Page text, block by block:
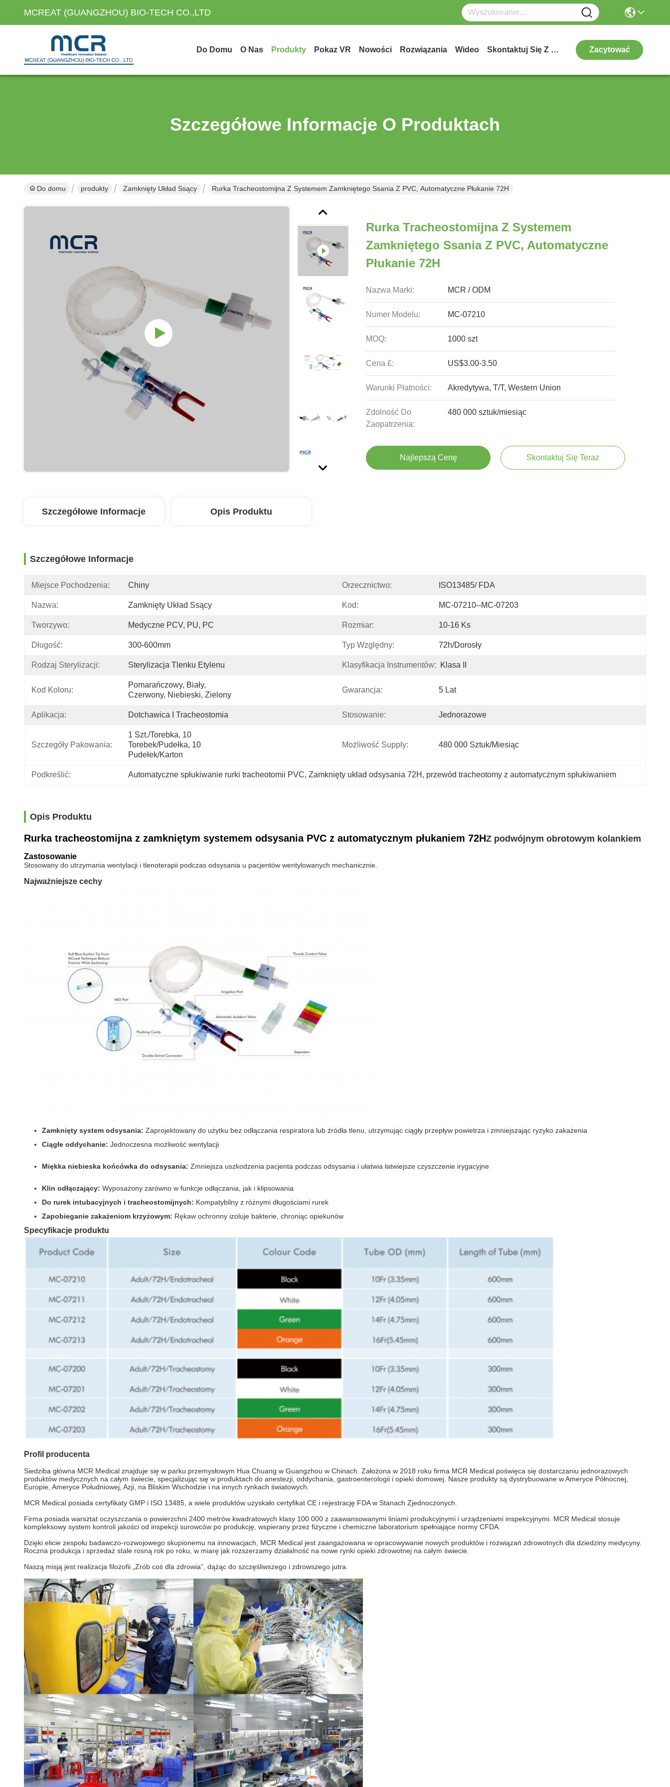
MCREAT (GUANGZHOU) BIO-TECH CO.,LTD
Do Domu O Nas Produkty Pokaz VR Nowości Rozwiązania Wideo Skontaktuj Się Z Nami Zacytować
Szczegółowe Informacje O Produktach
Do domu produkty Zamknięty Układ Ssący Rurka Tracheostomijna Z Systemem Zamkniętego Ssania Z PVC, Automatyczne Płukanie 72H
Rurka Tracheostomijna Z Systemem
Zamkniętego Ssania Z PVC, Automatyczne
Płukanie 72H
Nazwa Marki: MCR / ODM
Numer Modelu: MC-07210
MOQ: 1000 szt
Cena £: US$3.00-3.50
Warunki Płatności: Akredytywa, T/T, Western Union
Zdolność Do
Zaopatrzenia:
480 000 sztuk/miesiąc
Najlepszą Cenę Skontaktuj Się Teraz
Szczegółowe Informacje Opis Produktu
Szczegółowe Informacje
Miejsce Pochodzenia: Chiny Orzecznictwo: ISO13485/ FDA
Nazwa: Zamknięty Układ Ssący Kod: MC-07210--MC-07203
Tworzywo: Medyczne PCV, PU, ​​PC Rozmiar: 10-16 Ks
Długość: 300-600mm Typ Względny: 72h/dorosły
Rodzaj Sterylizacji: Sterylizacja Tlenku Etylenu Klasyfikacja Instrumentów: Klasa II
Kod Koloru:
Pomarańczowy, Biały,
Czerwony, Niebieski, Zielony
Gwarancja: 5 Lat
Aplikacja: Dotchawica I Tracheostomia Stosowanie: Jednorazowe
Szczegóły Pakowania:
1 Szt./Torebka, 10
Torebek/pudełka, 10
Pudełek/karton
Możliwość Supply: 480 000 Sztuk/miesiąc
Podkreślić: Automatyczne spłukiwanie rurki tracheotomii PVC, Zamknięty układ odsysania 72H , przewód tracheotomy z automatycznym spłukiwaniem
Opis Produktu
Rurka tracheostomijna z zamkniętym systemem odsysania PVC z automatycznym płukaniem 72HZ podwójnym obrotowym kolankiem
Zastosowanie
Stosowany do utrzymania wentylacji i tlenoterapii podczas odsysania u pacjentów wentylowanych mechanicznie.
Najważniejsze cechy
Zamknięty system odsysania: Zaprojektowany do użytku bez odłączania respiratora lub źródła tlenu, utrzymując ciągły przepływ powietrza i zmniejszając ryzyko zakażenia
Ciągłe oddychanie: Jednoczesna możliwość wentylacji
Miękka niebieska końcówka do odsysania: Zmniejsza uszkodzenia pacjenta podczas odsysania i ułatwia łatwiejsze czyszczenie irygacyjne
Klin odłączający: Wyposażony zarówno w funkcje odłączania, jak i klipsowania
Do rurek intubacyjnych i tracheostomijnych: Kompatybilny z różnymi długościami rurek
Zapobieganie zakażeniom krzyżowym: Rękaw ochronny izoluje bakterie, chroniąc opiekunów
Specyfikacje produktu
Profil producenta
Siedziba główna MCR Medical znajduje się w parku przemysłowym Hua Chuang w Guangzhou w Chinach. Założona w 2018 roku firma MCR Medical poświęca się dostarczaniu jednorazowych
produktów medycznych na całym świecie, specjalizując się w produktach do anestezji, oddychania, gastroenterologii i opieki domowej. Nasze produkty są dystrybuowane w Ameryce Północnej,
Europie, Ameryce Południowej, Azji, na Bliskim Wschodzie i na innych rynkach światowych.
MCR Medical posiada certyfikaty GMP i ISO 13485, a wiele produktów uzyskało certyfikat CE i rejestrację FDA w Stanach Zjednoczonych.
Firma posiada warsztat oczyszczania o powierzchni 2400 metrów kwadratowych klasy 100 000 z zaawansowanymi liniami produkcyjnymi i urządzeniami inspekcyjnymi. MCR Medical stosuje
kompleksowy system kontroli jakości od inspekcji surowców po produkcję, wspierany przez fizyczne i chemiczne laboratorium spełniające normy CFDA.
Dzięki elicie zespołu badawczo-rozwojowego skupionemu na innowacjach, MCR Medical jest zaangażowana w opracowywanie nowych produktów i rozwiązań zdrowotnych dla dziedziny medycyny.
Roczna produkcja i sprzedaż stale rosną rok po roku, w miarę jak rozszerzamy działalność na nowe rynki opieki zdrowotnej na całym świecie.
Naszą misją jest realizacja filozofii „Zrób coś dla zdrowia”, dążąc do szczęśliwszego i zdrowszego jutra.